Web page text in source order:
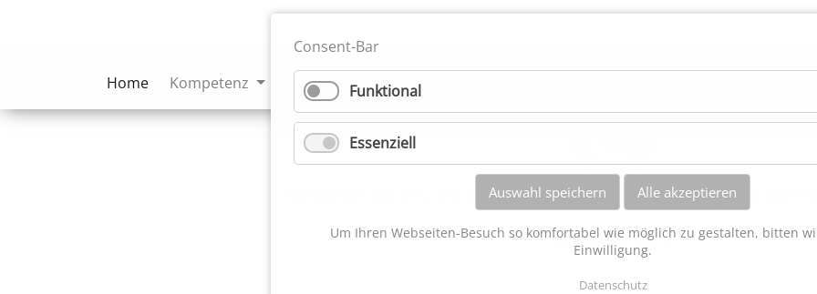
Home(current)
Kompetenz Vorhaben Ausführungen
Sprechen Sie uns an! Wir beraten und helfen Ihnen gerne bei
(05101) 15970
Consent-Bar
Funktional
Essenziell
Auswahl speichern Alle akzeptieren
Um Ihren Webseiten-Besuch so komfortabel wie möglich zu gestalten, bitten
Einwilligung.
Datenschutz